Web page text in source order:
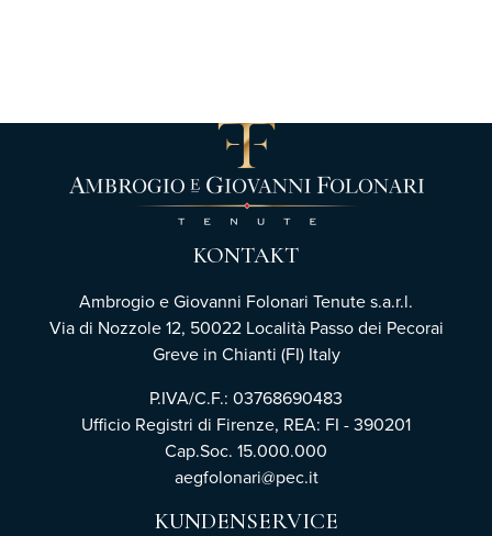
KONTAKT
Ambrogio e Giovanni Folonari Tenute s.a.r.l.
Via di Nozzole 12, 50022 Località Passo dei Pecorai
Greve in Chianti (FI) Italy
P.IVA/C.F.: 03768690483
Ufficio Registri di Firenze, REA: FI - 390201
Cap.Soc. 15.000.000
aegfolonari@pec.it
KUNDENSERVICE